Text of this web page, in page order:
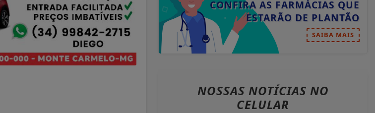
CONFIRA AS FARMÁCIAS QUE
ESTARÃO DE PLANTÃO
SAIBA MAIS
NOSSAS NOTÍCIAS NO
CELULAR